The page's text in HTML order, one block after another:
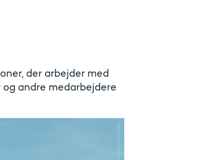
der arbejder med
andre medarbejdere